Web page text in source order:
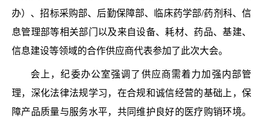
办）、招标采购部、后勤保障部、临床药学部/药剂科、信
息管理部等相关部门以及来自设备、耗材、药品、基建、
信息建设等领域的合作供应商代表参加了此次大会。
会上，纪委办公室强调了 供应商需着力加强内部管
理，深化法律法规学习， 在合规和诚信经营的基础上，保
障产品质量与服务水平，共同维护良好的医疗购销环境。